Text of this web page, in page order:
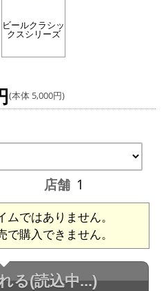
ビールクラシッ
クスシリーズ
(本体 5,000円)
店舗 1
ではありません。
購入できません。
る(読込中...)